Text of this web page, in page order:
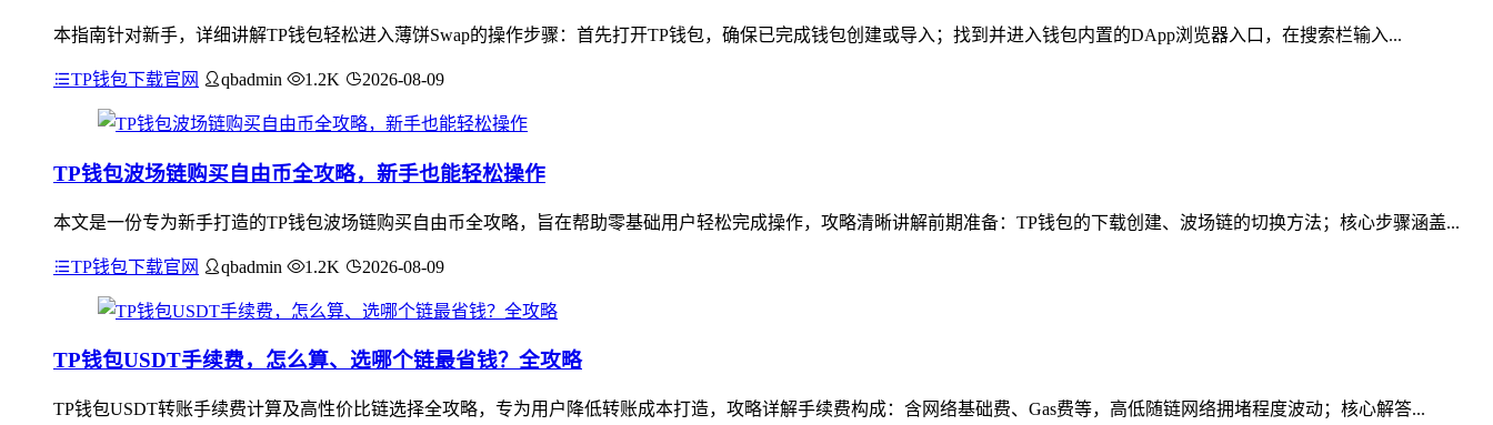
本指南针对新手，详细讲解TP钱包轻松进入薄饼Swap的操作步骤：首先打开TP钱包，确保已完成钱包创建或导入；找到并进入钱包内置的DApp浏览器入口，在搜索栏输入...
TP钱包下载官网 qbadmin 1.2K 2026-08-09
TP钱包波场链购买自由币全攻略，新手也能轻松操作
本文是一份专为新手打造的TP钱包波场链购买自由币全攻略，旨在帮助零基础用户轻松完成操作，攻略清晰讲解前期准备：TP钱包的下载创建、波场链的切换方法；核心步骤涵盖...
TP钱包下载官网 qbadmin 1.2K 2026-08-09
TP钱包USDT手续费，怎么算、选哪个链最省钱？全攻略
TP钱包USDT转账手续费计算及高性价比链选择全攻略，专为用户降低转账成本打造，攻略详解手续费构成：含网络基础费、Gas费等，高低随链网络拥堵程度波动；核心解答...